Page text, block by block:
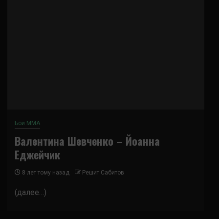
Бои ММА
Валентина Шевченко – Йоанна
Еджейчик
8 лет тому назад Решит Сабитов
(далее…)